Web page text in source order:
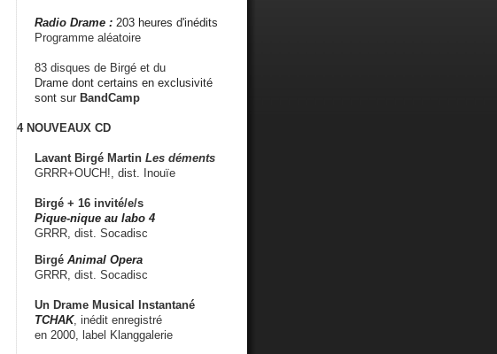
Radio Drame : 203 heures d'inédits
Programme aléatoire
83 disques de Birgé et du
Drame dont certains en exclusivité
sont sur BandCamp
4 NOUVEAUX CD
Lavant Birgé Martin Les déments
GRRR+OUCH!, dist. Inouïe
Birgé + 16 invité/e/s
Pique-nique au labo 4
GRRR, dist. Socadisc
Birgé Animal Opera
GRRR, dist. Socadisc
Un Drame Musical Instantané
TCHAK, inédit enregistré
en 2000, label Klanggalerie